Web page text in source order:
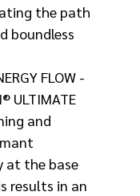
the path
boundless
FLOW -
ULTIMATE
and
at the base
results in an